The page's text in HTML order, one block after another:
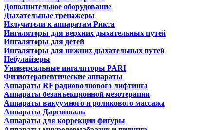
Дополнительное оборудование
Дыхательные тренажеры
Излучатели к аппаратам Рикта
Ингаляторы для верхних дыхательных путей
Ингаляторы для детей
Ингаляторы для нижних дыхательных путей
Небулайзеры
Универсальные ингаляторы PARI
Физиотерапевтические аппараты
Аппараты RF радиоволнового лифтинга
Аппараты безинъекционной мезотерапии
Аппараты вакуумного и роликового массажа
Аппараты Дарсонваль
Аппараты для коррекции фигуры